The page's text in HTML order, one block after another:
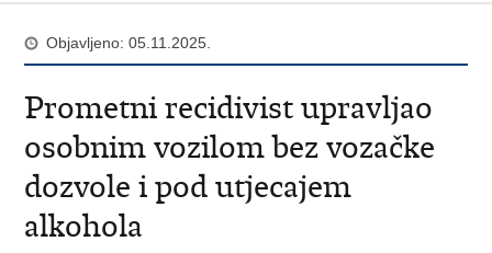
Objavljeno: 05.11.2025.
Prometni recidivist upravljao
osobnim vozilom bez vozačke
dozvole i pod utjecajem
alkohola